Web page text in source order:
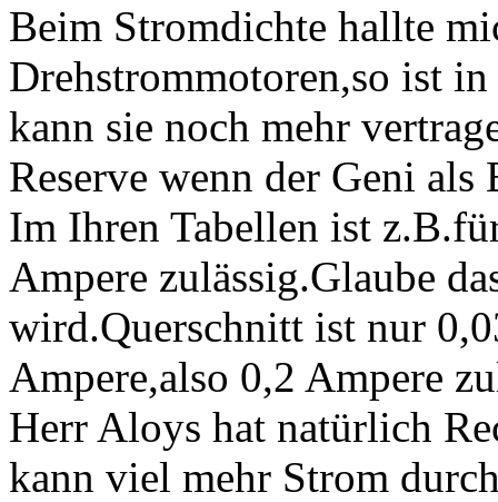
Beim Stromdichte hallte
Drehstrommotoren,so ist
kann sie noch mehr
Reserve wenn der Geni
Im Ihren Tabellen ist
Ampere zulässig.Glaube
wird.Querschnitt ist nur
Ampere,also 0,2 Ampere
Herr Aloys hat natürlich
kann viel mehr Strom